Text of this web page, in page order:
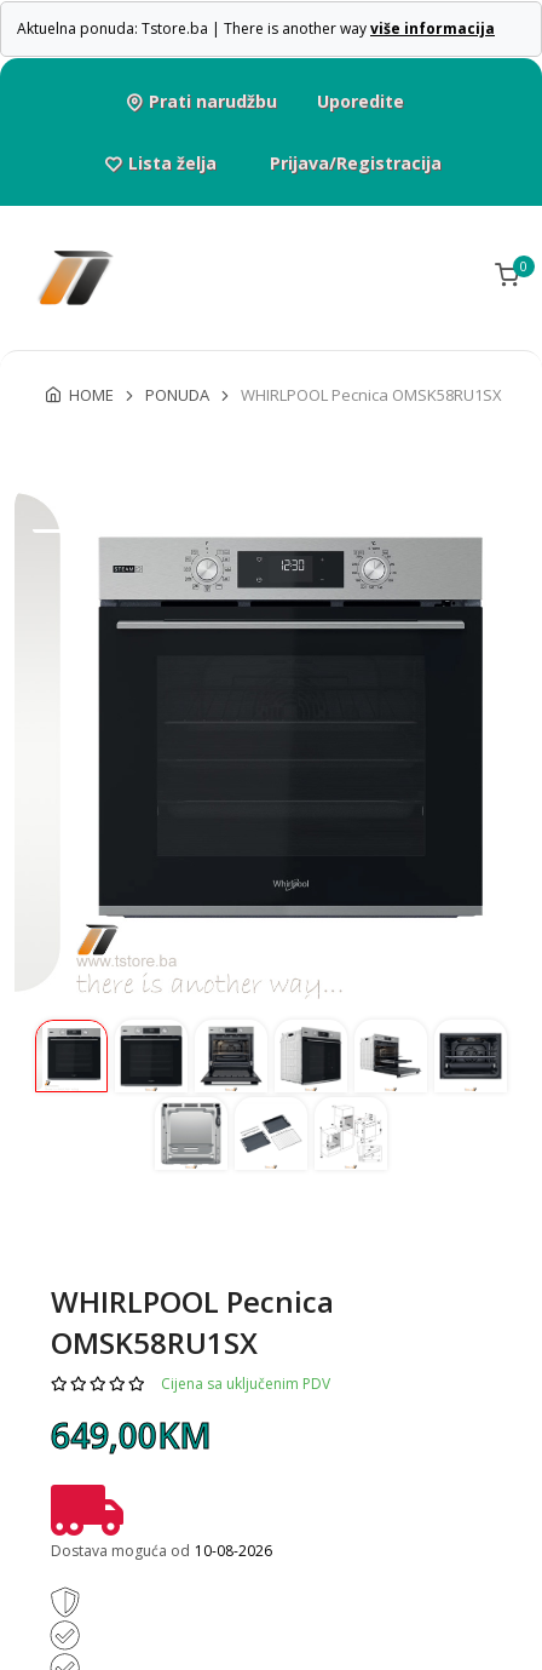
Aktuelna ponuda: Tstore.ba | There is another wayviše informacija
Prati narudžbu Uporedite
Lista želja Prijava/Registracija
0
HOME PONUDA WHIRLPOOL Pecnica OMSK58RU1SX
WHIRLPOOL Pecnica
OMSK58RU1SX
Cijena sa uključenim PDV
649,00KM
Dostava moguća od 10-08-2026